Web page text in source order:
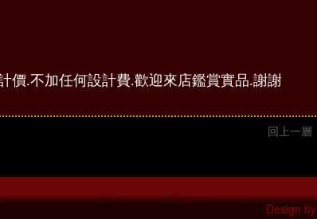
價.不加任何設計費.歡迎來店鑑賞實品.謝謝
回上一層
Design by